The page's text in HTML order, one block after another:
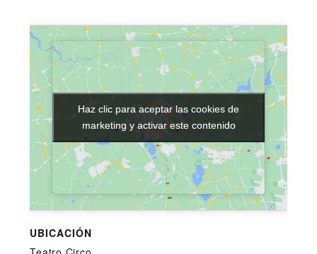
UBICACIÓN
Haz clic para aceptar las cookies de
marketing y activar este contenido
Haz clic para aceptar las cookies de
marketing y activar este contenido